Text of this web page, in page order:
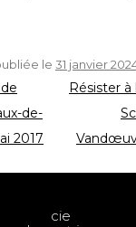
le 31 janvier
de-
2017
Résister à
cie